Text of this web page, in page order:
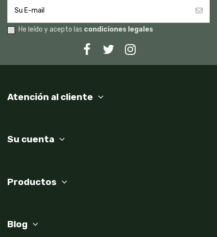
He leído y acepto las condiciones legales
Atención al cliente
Su cuenta
Productos
Blog